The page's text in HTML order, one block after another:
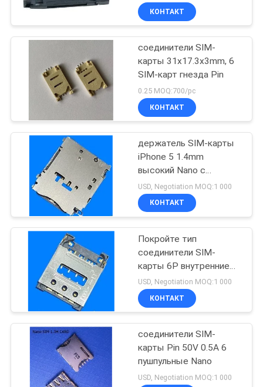
антенна 433MHz
антенна 868MHz
Соединители SMA
rf
КОНТАКТ
соединители SIM-
карты 31x17.3x3mm, 6
SIM-карт гнезда Pin
0.25 MOQ:700/pc
КОНТАКТ
держатель SIM-карты
iPhone 5 1.4mm
высокий Nano с
терминалом медного
сплава
USD, Negotiation MOQ:1 000
КОНТАКТ
Покройте тип
соединители SIM-
карты 6P внутренние
сваривая Nano
USD, Negotiation MOQ:1 000
КОНТАКТ
соединители SIM-
карты Pin 50V 0.5A 6
пушпульные Nano
USD, Negotiation MOQ:1 000